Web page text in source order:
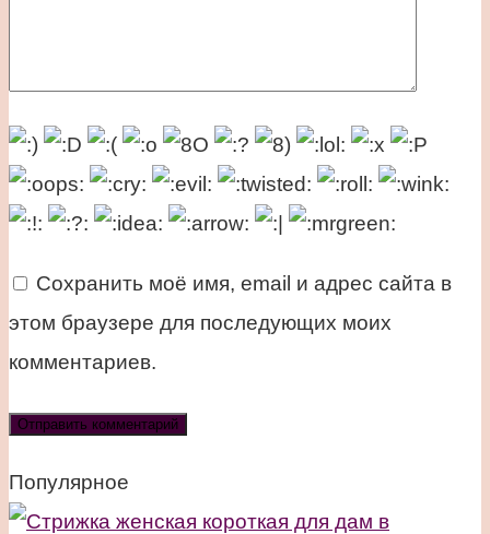
Сохранить моё имя, email и адрес сайта в
этом браузере для последующих моих
комментариев.
Популярное